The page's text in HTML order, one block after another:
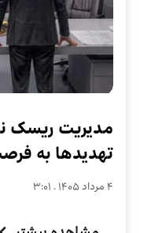
مدیریت ریسک
تهدیدها به
۴ مرداد ۱۴۰۵ . ۳:۰۱